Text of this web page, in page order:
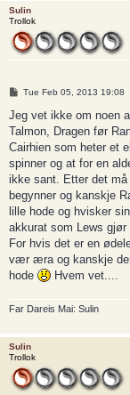
Sulin
Trollok
P
s
Tue Feb 05, 2013 19:08
Jeg vet ikke om noen
Talmon, Dragen før
Cairhien som heter et
spinner og at for en
ikke sant. Etter det
begynner og kanskje
lille hode og hvisker
akkurat som Lews gjør
For hvis det er en
vær æra og kanskje
hode
Hvem vet....
Far Dareis Mai: Sulin
Sulin
Trollok